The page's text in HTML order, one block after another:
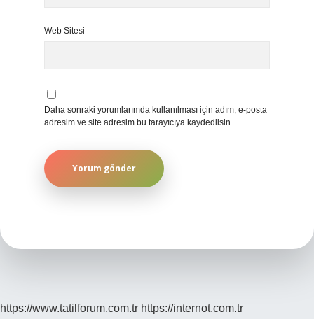
Web Sitesi
Daha sonraki yorumlarımda kullanılması için adım, e-posta
adresim ve site adresim bu tarayıcıya kaydedilsin.
https://www.tatilforum.com.tr https://internot.com.tr